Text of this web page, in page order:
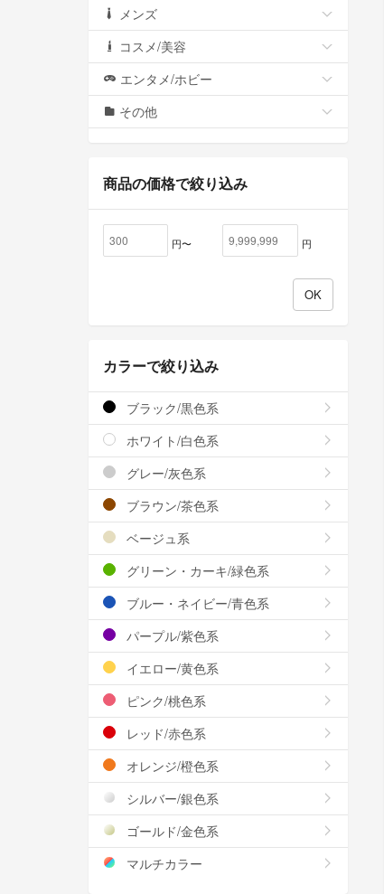
メンズ
コスメ/美容
エンタメ/ホビー
その他
商品の価格で絞り込み
円〜 円
カラーで絞り込み
ブラック/黒色系
ホワイト/白色系
グレー/灰色系
ブラウン/茶色系
ベージュ系
グリーン・カーキ/緑色系
ブルー・ネイビー/青色系
パープル/紫色系
イエロー/黄色系
ピンク/桃色系
レッド/赤色系
オレンジ/橙色系
シルバー/銀色系
ゴールド/金色系
マルチカラー